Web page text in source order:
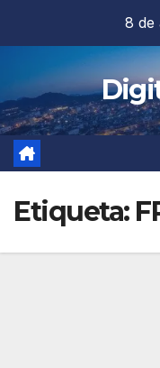
contenido
8 de
Etiqueta: